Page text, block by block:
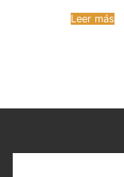
Leer más